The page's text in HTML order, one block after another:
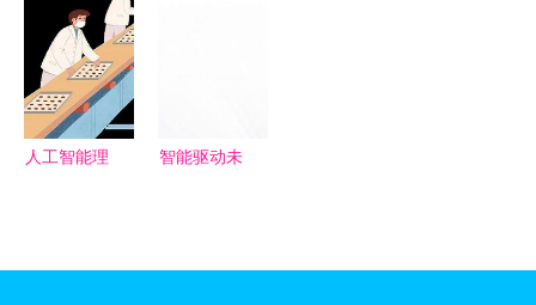
什么？
人工智能理
智能驱动未